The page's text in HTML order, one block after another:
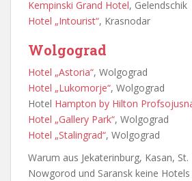
Kempinski Grand Hotel, Gelendschik
Hotel „Intourist“, Krasnodar
Wolgograd
Hotel „Astoria“, Wolgograd
Hotel „Lukomorje“, Wolgograd
Hotel Hampton by Hilton
Hotel „Gallery Park“, Wolgograd
Hotel „Stalingrad“, Wolgograd
Warum aus Jekaterinburg, Kasan,
Nowgorod und Saransk keine